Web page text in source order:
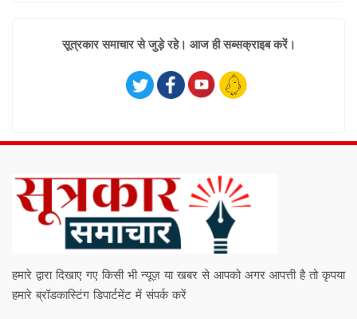
सूत्रकार समाचार से जुड़े रहे। आज ही सब्सक्राइब करें।
हमारे द्वारा दिखाए गए किसी भी न्यूज़ या खबर से आपको अगर आपत्ती है तो कृपया
हमारे ब्रॉडकास्टिंग डिपार्टमेंट में संपर्क करें